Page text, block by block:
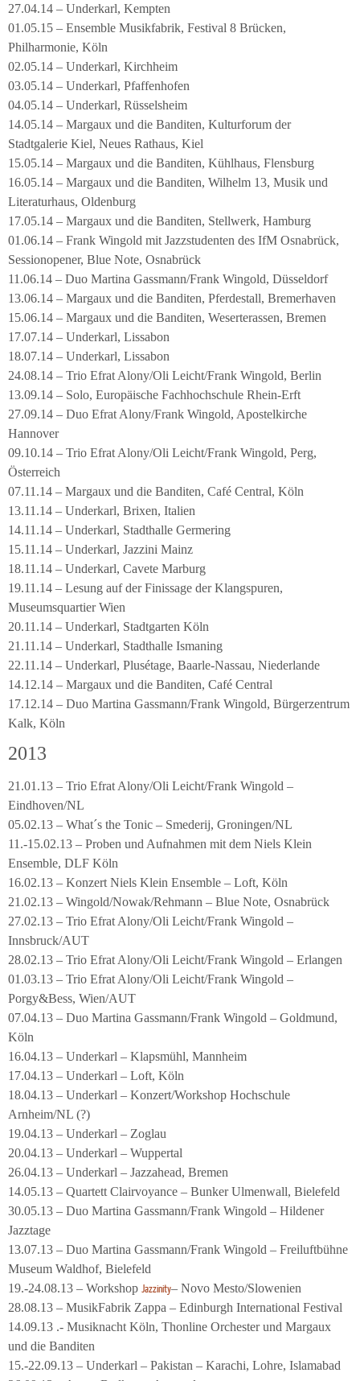
27.04.14 – Underkarl, Kempten
01.05.15 – Ensemble Musikfabrik, Festival 8 Brücken,
Philharmonie, Köln
02.05.14 – Underkarl, Kirchheim
03.05.14 – Underkarl, Pfaffenhofen
04.05.14 – Underkarl, Rüsselsheim
14.05.14 – Margaux und die Banditen, Kulturforum der
Stadtgalerie Kiel, Neues Rathaus, Kiel
15.05.14 – Margaux und die Banditen, Kühlhaus, Flensburg
16.05.14 – Margaux und die Banditen, Wilhelm 13, Musik und
Literaturhaus, Oldenburg
17.05.14 – Margaux und die Banditen, Stellwerk, Hamburg
01.06.14 – Frank Wingold mit Jazzstudenten des IfM Osnabrück,
Sessionopener, Blue Note, Osnabrück
11.06.14 – Duo Martina Gassmann/Frank Wingold, Düsseldorf
13.06.14 – Margaux und die Banditen, Pferdestall, Bremerhaven
15.06.14 – Margaux und die Banditen, Weserterassen, Bremen
17.07.14 – Underkarl, Lissabon
18.07.14 – Underkarl, Lissabon
24.08.14 – Trio Efrat Alony/Oli Leicht/Frank Wingold, Berlin
13.09.14 – Solo, Europäische Fachhochschule Rhein-Erft
27.09.14 – Duo Efrat Alony/Frank Wingold, Apostelkirche
Hannover
09.10.14 – Trio Efrat Alony/Oli Leicht/Frank Wingold, Perg,
Österreich
07.11.14 – Margaux und die Banditen, Café Central, Köln
13.11.14 – Underkarl, Brixen, Italien
14.11.14 – Underkarl, Stadthalle Germering
15.11.14 – Underkarl, Jazzini Mainz
18.11.14 – Underkarl, Cavete Marburg
19.11.14 – Lesung auf der Finissage der Klangspuren,
Museumsquartier Wien
20.11.14 – Underkarl, Stadtgarten Köln
21.11.14 – Underkarl, Stadthalle Ismaning
22.11.14 – Underkarl, Plusétage, Baarle-Nassau, Niederlande
14.12.14 – Margaux und die Banditen, Café Central
17.12.14 – Duo Martina Gassmann/Frank Wingold, Bürgerzentrum
Kalk, Köln
2013
21.01.13 – Trio Efrat Alony/Oli Leicht/Frank Wingold –
Eindhoven/NL
05.02.13 – What´s the Tonic – Smederij, Groningen/NL
11.-15.02.13 – Proben und Aufnahmen mit dem Niels Klein
Ensemble, DLF Köln
16.02.13 – Konzert Niels Klein Ensemble – Loft, Köln
21.02.13 – Wingold/Nowak/Rehmann – Blue Note, Osnabrück
27.02.13 – Trio Efrat Alony/Oli Leicht/Frank Wingold –
Innsbruck/AUT
28.02.13 – Trio Efrat Alony/Oli Leicht/Frank Wingold – Erlangen
01.03.13 – Trio Efrat Alony/Oli Leicht/Frank Wingold –
Porgy&Bess, Wien/AUT
07.04.13 – Duo Martina Gassmann/Frank Wingold – Goldmund,
Köln
16.04.13 – Underkarl – Klapsmühl, Mannheim
17.04.13 – Underkarl – Loft, Köln
18.04.13 – Underkarl – Konzert/Workshop Hochschule
Arnheim/NL (?)
19.04.13 – Underkarl – Zoglau
20.04.13 – Underkarl – Wuppertal
26.04.13 – Underkarl – Jazzahead, Bremen
14.05.13 – Quartett Clairvoyance – Bunker Ulmenwall, Bielefeld
30.05.13 – Duo Martina Gassmann/Frank Wingold – Hildener
Jazztage
13.07.13 – Duo Martina Gassmann/Frank Wingold – Freiluftbühne
Museum Waldhof, Bielefeld
19.-24.08.13 – Workshop Jazzinity– Novo Mesto/Slowenien
28.08.13 – MusikFabrik Zappa – Edinburgh International Festival
14.09.13 .- Musiknacht Köln, Thonline Orchester und Margaux
und die Banditen
15.-22.09.13 – Underkarl – Pakistan – Karachi, Lohre, Islamabad